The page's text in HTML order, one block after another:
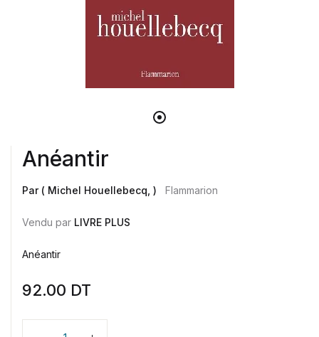
Anéantir
Par ( Michel Houellebecq, ) Flammarion
Vendu par LIVRE PLUS
Anéantir
92.00 DT